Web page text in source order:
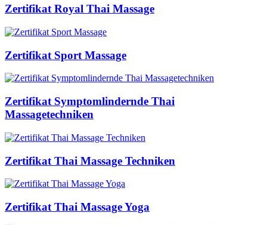
Zertifikat Royal Thai Massage
Zertifikat Sport Massage
Zertifikat Symptomlindernde Thai
Massagetechniken
Zertifikat Thai Massage Techniken
Zertifikat Thai Massage Yoga